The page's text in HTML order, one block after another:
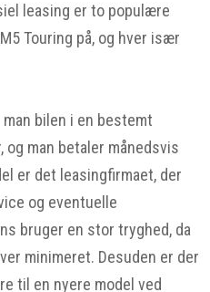
leasing er to populære
Touring på, og hver især
bilen i en bestemt
og man betaler månedsvis
er det leasingfirmaet, der
og eventuelle
bruger en stor tryghed, da
minimeret. Desuden er der
til en nyere model ved